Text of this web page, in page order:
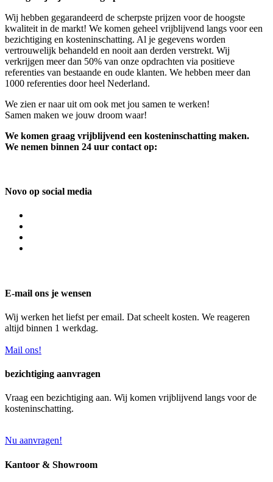
Wij hebben gegarandeerd de scherpste prijzen voor de hoogste
kwaliteit in de markt! We komen geheel vrijblijvend langs voor een
bezichtiging en kosteninschatting. Al je gegevens worden
vertrouwelijk behandeld en nooit aan derden verstrekt. Wij
verkrijgen meer dan 50% van onze opdrachten via positieve
referenties van bestaande en oude klanten. We hebben meer dan
1000 referenties door heel Nederland.
We zien er naar uit om ook met jou samen te werken!
Samen maken we jouw droom waar!
We komen graag vrijblijvend een kosteninschatting maken.
We nemen binnen 24 uur contact op:
Novo op social media
E-mail ons je wensen
Wij werken het liefst per email. Dat scheelt kosten. We reageren
altijd binnen 1 werkdag.
Mail ons!
bezichtiging aanvragen
Vraag een bezichtiging aan. Wij komen vrijblijvend langs voor de
kosteninschatting.
Nu aanvragen!
Kantoor & Showroom